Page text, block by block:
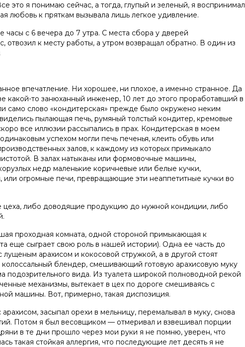
это я понимаю сейчас, а тогда, глупый и зеленый, я воспринимал
любовь к пряткам вызывала лишь легкое удивление.
с 6 вечера до 7 утра. С места сбора у дверей
отвозил к месту работы, а утром возвращал обратно. В один из
впечатление. Ни хорошее, ни плохое, а именно странное. Да
какой-то занюханный инженер, 10 лет до этого проработавший в
само слово «кондитерская» прежде было окружено неким
пылающая печь, румяный толстый кондитер, кремовые
все иллюзии рассыпались в прах. Кондитерская в моем
успехом могли печь печенья, клеить обувь или
залов, к каждому из которых примыкало
В залах натыканы или формовочные машины,
недр маленькие коричневые или белые кучки,
огромные печи, превращающие эти неаппетитные кучки во
либо доводящие продукцию до нужной кондиции, либо
проходная комната, одной стороной примыкающая к
еще сыграет свою роль в нашей истории). Одна ее часть до
арахисом и кокосовой стружкой, а в другой стоят
блендер, смешивающий готовую арахисовую муку
подозрительного вида. Из туалета широкой полноводной рекой
механизмы, вытекает в цех по дороге смешиваясь с
машины. Вот, примерно, такая диспозиция.
засыпал орехи в мельницу, перемалывал в муку, снова
Потом я был весовщиком — отмеривал и взвешивал порции
в те дни прошло через мои руки я не помню, уверен, что
такая стойкая аллергия, что последующие лет десять я не